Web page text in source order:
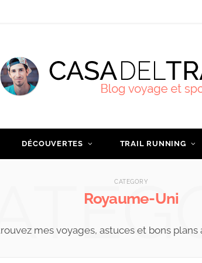
DÉCOUVERTES TRAIL RUNNING
CATEGORY
Royaume-Uni
mes voyages, astuces et bons plans